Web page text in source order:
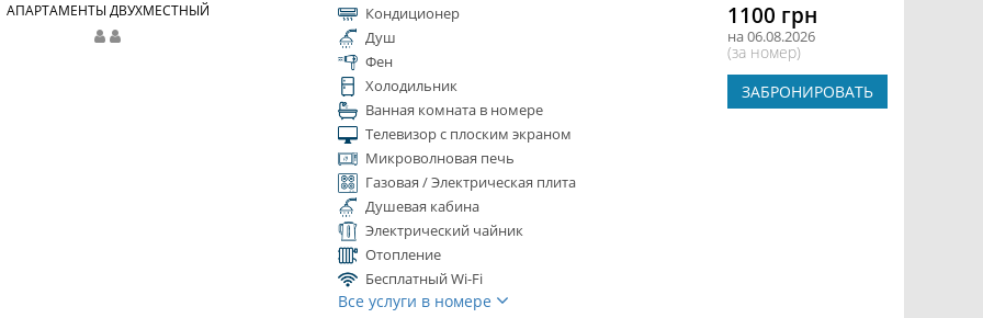
АПАРТАМЕНТЫ ДВУХМЕСТНЫЙ
Кондиционер
Душ
Фен
Холодильник
Ванная комната в номере
Телевизор с плоским экраном
Микроволновая печь
Газовая / Электрическая плита
Душевая кабина
Электрический чайник
Отопление
Бесплатный Wi-Fi
Все услуги в номере
1100 грн
на 06.08.2026
(за номер)
ЗАБРОНИРОВАТЬ